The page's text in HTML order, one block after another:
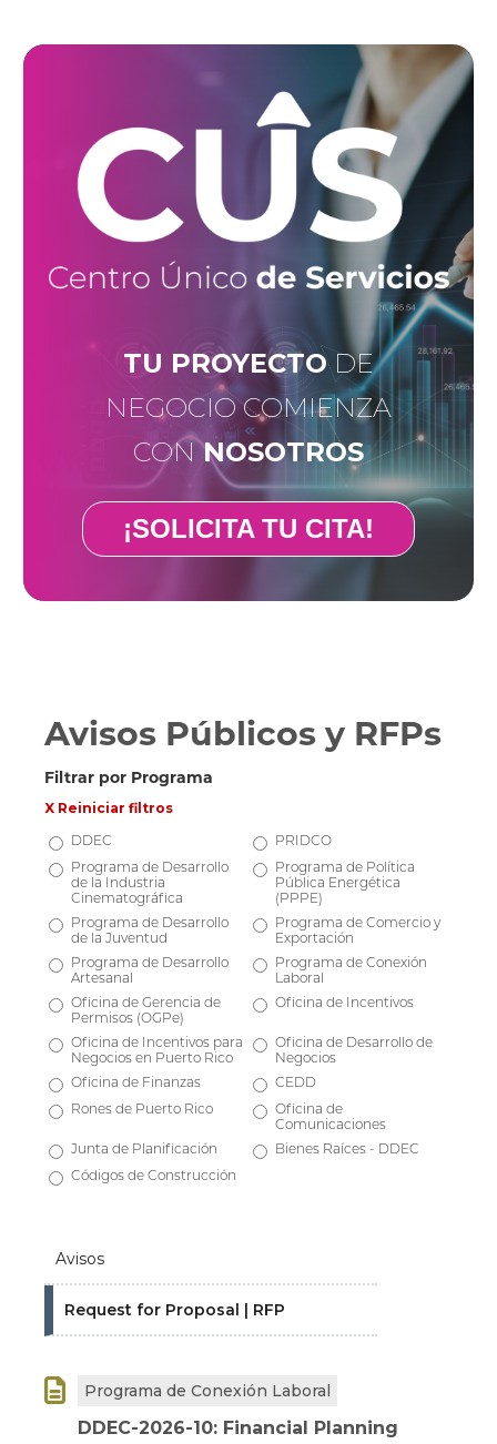
TU PROYECTODE
NEGOCIO COMIENZA
CONNOSOTROS
¡SOLICITA TU CITA!
Avisos Públicos y RFPs
Filtrar por Programa
X Reiniciar filtros
DDEC
PRIDCO
Programa de Desarrollo
de la Industria
Cinematográfica
Programa de Política
Pública Energética
(PPPE)
Programa de Desarrollo
de la Juventud
Programa de Comercio y
Exportación
Programa de Desarrollo
Artesanal
Programa de Conexión
Laboral
Oficina de Gerencia de
Permisos (OGPe)
Oficina de Incentivos
Oficina de Incentivos para
Negocios en Puerto Rico
Oficina de Desarrollo de
Negocios
Oficina de Finanzas
CEDD
Rones de Puerto Rico
Oficina de
Comunicaciones
Junta de Planificación
Bienes Raíces - DDEC
Códigos de Construcción
Avisos
Request for Proposal | RFP
 Programa de Conexión Laboral
DDEC-2026-10: Financial Planning